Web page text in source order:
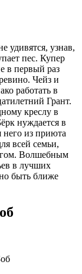
удивятся, узнав,
пес. Купер
в первый раз
Чейз и
работать в
Грант.
креслу в
нуждается в
него из приюта
всей семьи,
Волшебным
в лучших
быть ближе